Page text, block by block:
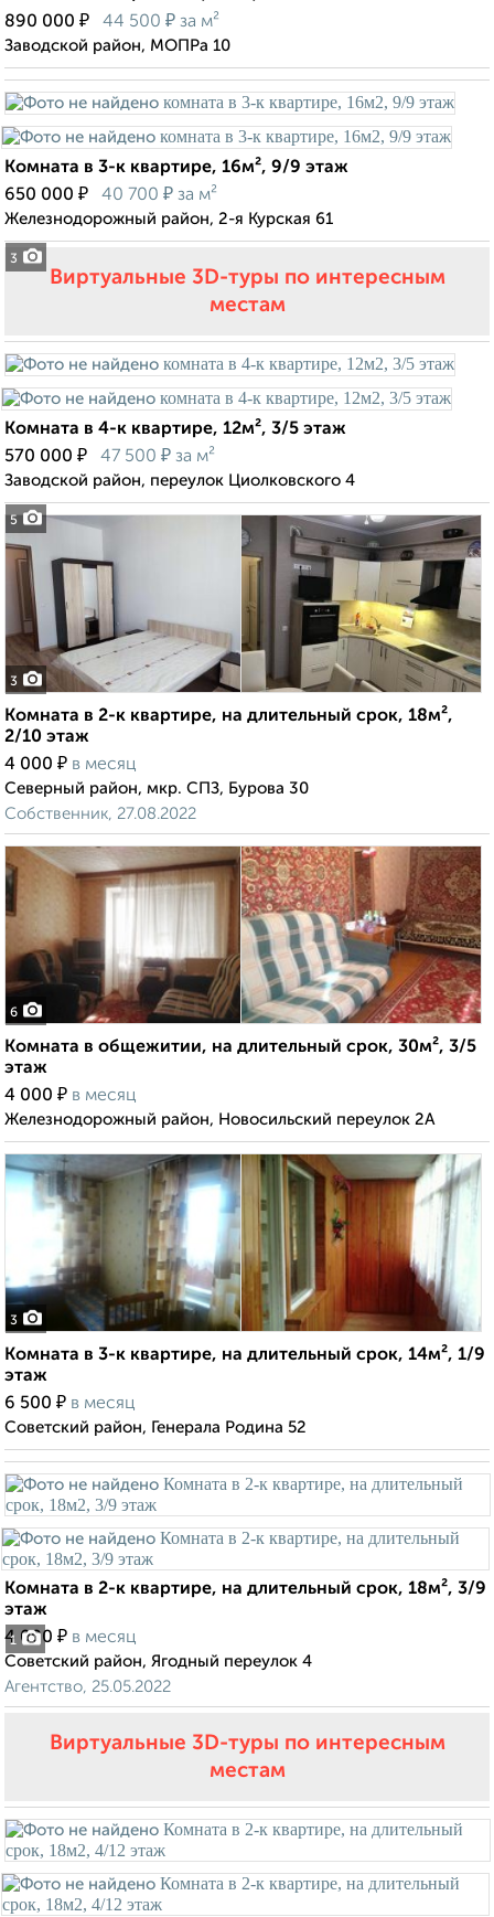
890 000 ₽ 44 500 ₽ за м²
Заводской район, МОПРа 10
3
Комната в 3-к квартире, 16м², 9/9 этаж
650 000 ₽ 40 700 ₽ за м²
Железнодорожный район, 2-я Курская 61
Виртуальные 3D-туры по интересным
местам
5
Комната в 4-к квартире, 12м², 3/5 этаж
570 000 ₽ 47 500 ₽ за м²
Заводской район, переулок Циолковского 4
3
Комната в 2-к квартире, на длительный срок, 18м²,
2/10 этаж
4 000 ₽ в месяц
Северный район, мкр. СПЗ, Бурова 30
Собственник, 27.08.2022
6
Комната в общежитии, на длительный срок, 30м², 3/5
этаж
4 000 ₽ в месяц
Железнодорожный район, Новосильский переулок 2А
3
Комната в 3-к квартире, на длительный срок, 14м², 1/9
этаж
6 500 ₽ в месяц
Советский район, Генерала Родина 52
1
Комната в 2-к квартире, на длительный срок, 18м², 3/9
этаж
4 000 ₽ в месяц
Советский район, Ягодный переулок 4
Агентство, 25.05.2022
Виртуальные 3D-туры по интересным
местам